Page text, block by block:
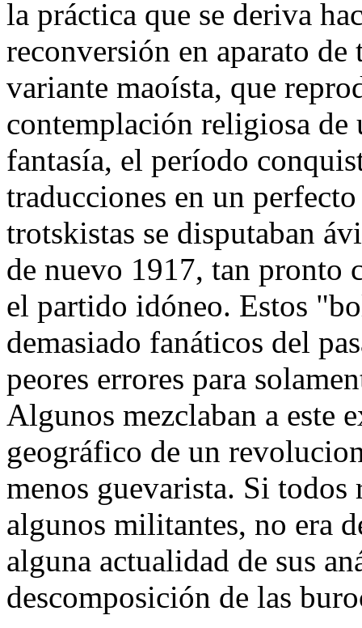
la práctica que se deriva
reconversión en aparato
variante maoísta, que
contemplación religiosa
fantasía, el período
traducciones en un
trotskistas se disputaban
de nuevo 1917, tan pronto
el partido idóneo. Estos
demasiado fanáticos del
peores errores para
Algunos mezclaban a este
geográfico de un
menos guevarista. Si todos
algunos militantes, no era
alguna actualidad de sus
descomposición de las